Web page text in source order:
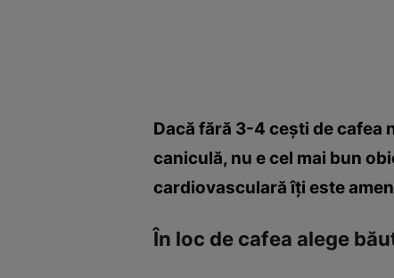
Dacă fără 3-4 ceşti de cafea
caniculă, nu e cel mai bun
cardiovasculară îţi este
În loc de cafea alege